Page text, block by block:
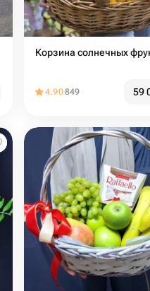
Корзина солнечных
4.90849 59